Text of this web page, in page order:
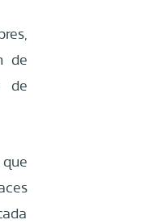
de
de